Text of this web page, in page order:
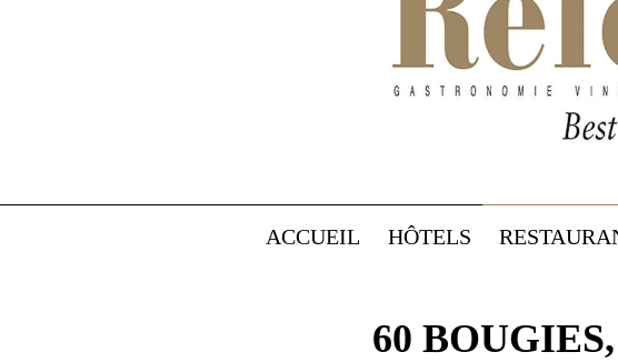
ACCUEIL HÔTELS
60